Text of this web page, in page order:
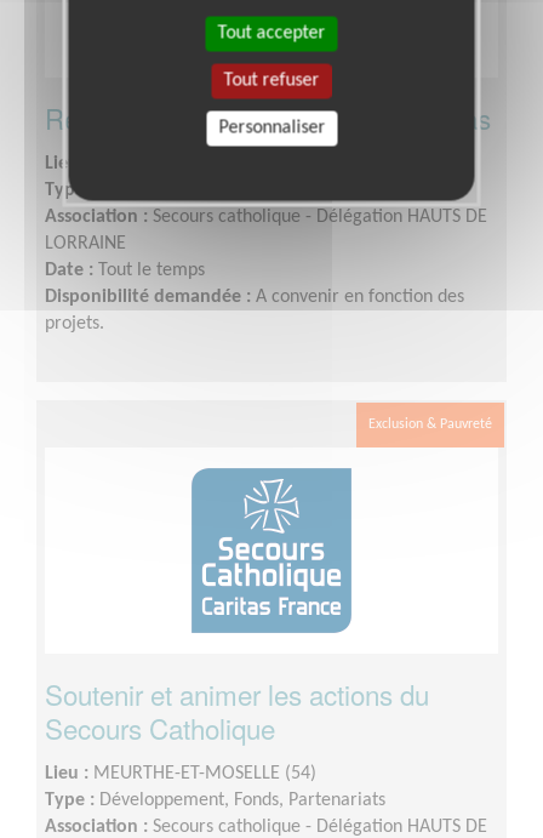
Rejoindre l'équipe de la Young Caritas
Lieu :
Type :
Association : Secours catholique - Délégation HAUTS DE
LORRAINE
Date :
Tout le temps
Disponibilité demandée : A convenir en fonction des
projets.
Exclusion & Pauvreté
Soutenir et animer les actions du
Secours Catholique
Lieu : MEURTHE-ET-MOSELLE (54)
Type : Développement, Fonds, Partenariats
Association : Secours catholique - Délégation HAUTS DE
Tout accepter
Tout refuser
Personnaliser